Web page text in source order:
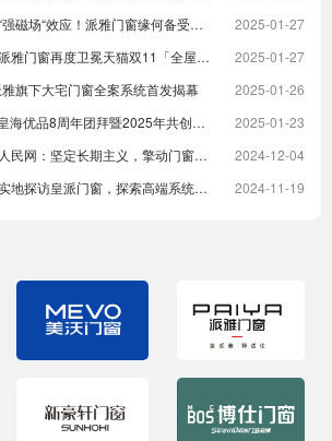
场“效应！派雅门窗缘何备受青睐？
2025-01-27
卫冕天猫双11「全屋定制窗类目全周期热销第一」
2025-01-27
旗下大宅门窗全案系统首发揭幕
2025-01-26
8周年团拜暨2025年共创大会圆满举行
2025-01-23
：坚定长期主义，擎动门窗高质量发展
2024-12-04
，探索高端系统门窗智造实力，深入体验高端隔音门窗
2024-11-19